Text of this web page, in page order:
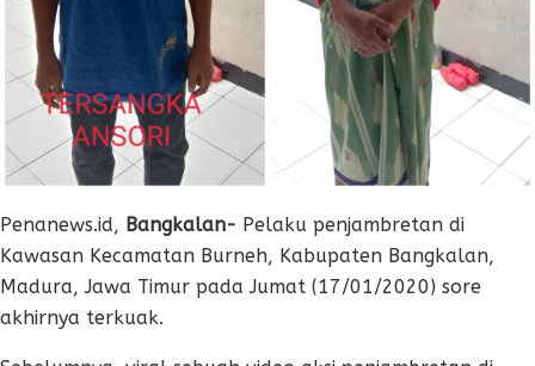
Penanews.id, Bangkalan- Pelaku penjambretan di
Kawasan Kecamatan Burneh, Kabupaten Bangkalan,
Madura, Jawa Timur pada Jumat (17/01/2020) sore
akhirnya terkuak.